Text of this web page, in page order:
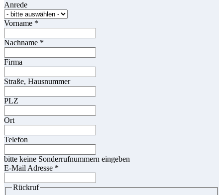
Anrede
Vorname *
Nachname *
Firma
Straße, Hausnummer
PLZ
Ort
Telefon
bitte keine Sonderrufnummern eingeben
E-Mail Adresse *
Rückruf